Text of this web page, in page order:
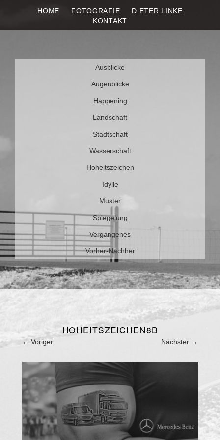
HOME FOTOGRAFIE
DIETER LINKE
KONTAKT
DIETER LINKE
Ausblicke
Augenblicke
Happening
Landschaft
Stadtschaft
Wasserschaft
Hoheitszeichen
Idylle
Muster
Spiegelung
Vergangenes
Vorher-Nachher
HOHEITSZEICHEN8B
←Voriger Nächster →